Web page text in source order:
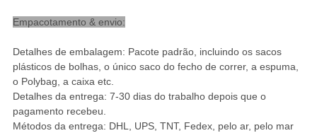
Empacotamento & envio:
Detalhes de embalagem: Pacote padrão, incluindo os sacos
plásticos de bolhas, o único saco do fecho de correr, a espuma,
o Polybag, a caixa etc.
Detalhes da entrega: 7-30 dias do trabalho depois que o
pagamento recebeu.
Métodos da entrega: DHL, UPS, TNT, Fedex, pelo ar, pelo mar